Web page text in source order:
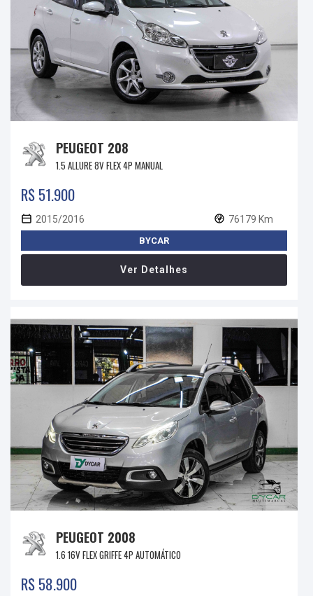
PEUGEOT 208
1.5 ALLURE 8V FLEX 4P MANUAL
R$ 51.900
2015/2016 76179 Km
BYCAR
Ver Detalhes
PEUGEOT 2008
1.6 16V FLEX GRIFFE 4P AUTOMÁTICO
R$ 58.900